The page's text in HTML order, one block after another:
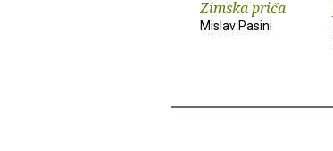
Zimska priča
Mislav Pasini